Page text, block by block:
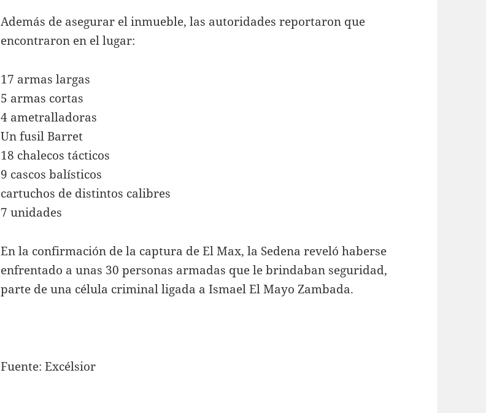
Además de asegurar el inmueble, las autoridades reportaron que
encontraron en el lugar:
17 armas largas
5 armas cortas
4 ametralladoras
Un fusil Barret
18 chalecos tácticos
9 cascos balísticos
cartuchos de distintos calibres
7 unidades
En la confirmación de la captura de El Max, la Sedena reveló haberse
enfrentado a unas 30 personas armadas que le brindaban seguridad,
parte de una célula criminal ligada a Ismael El Mayo Zambada.
Fuente: Excélsior